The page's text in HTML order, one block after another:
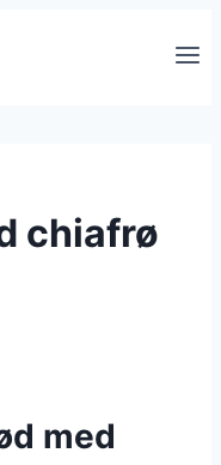
chiafrø
med